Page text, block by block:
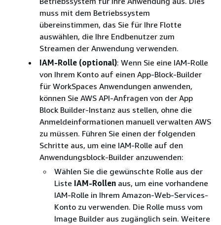
muss mit dem Betriebssystem
übereinstimmen, das Sie für Ihre Flotte
auswählen, die Ihre Endbenutzer zum
Streamen der Anwendung verwenden.
IAM-Rolle (optional): Wenn Sie eine IAM-Rolle
von Ihrem Konto auf einen App-Block-Builder
für WorkSpaces Anwendungen anwenden,
können Sie AWS API-Anfragen von der App
Block Builder-Instanz aus stellen, ohne die
Anmeldeinformationen manuell verwalten AWS
zu müssen. Führen Sie einen der folgenden
Schritte aus, um eine IAM-Rolle auf den
Anwendungsblock-Builder anzuwenden:
Wählen Sie die gewünschte Rolle aus der
Liste IAM-Rollen aus, um eine vorhandene
IAM-Rolle in Ihrem Amazon-Web-Services-
Konto zu verwenden. Die Rolle muss vom
Image Builder aus zugänglich sein. Weitere